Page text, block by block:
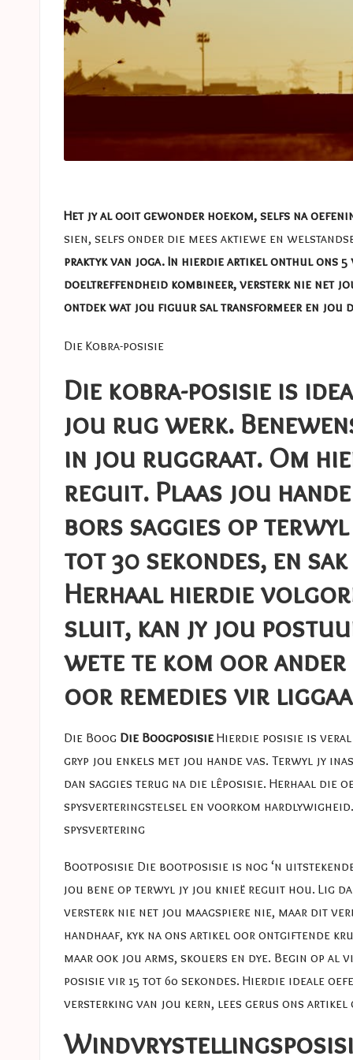
Het jy al ooit gewonder hoekom, selfs na
sien, selfs onder die mees aktiewe en
praktyk van joga. In hierdie artikel onthul ons
doeltreffendheid kombineer, versterk nie net
ontdek wat jou figuur sal transformeer en jou
Die Kobra-posisie
Die kobra-posisie is
jou rug werk.
in jou ruggraat. Om
reguit. Plaas jou
bors saggies op
tot 30 sekondes, en
Herhaal hierdie
sluit, kan jy jou
wete te kom oor
oor remedies vir
Die Boog Die Boogposisie Hierdie posisie is
gryp jou enkels met jou hande vas. Terwyl jy
dan saggies terug na die lêposisie. Herhaal die
spysverteringstelsel en voorkom
spysvertering
Bootposisie Die bootposisie is nog ‘n
jou bene op terwyl jy jou knieë reguit hou. Lig
versterk nie net jou maagspiere nie, maar dit
handhaaf, kyk na ons artikel oor ontgiftende
maar ook jou arms, skouers en dye. Begin op al
posisie vir 15 tot 60 sekondes. Hierdie ideale
versterking van jou kern, lees gerus ons